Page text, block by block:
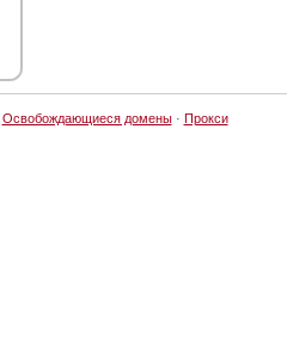
Освобождающиеся домены· Прокси